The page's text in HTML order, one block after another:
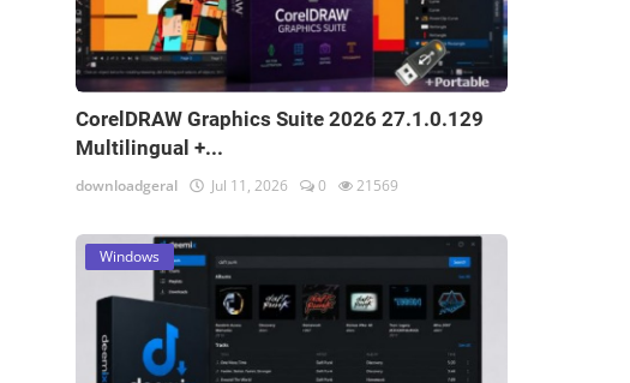
CorelDRAW Graphics Suite 2026 27.1.0.129
Multilingual +...
downloadgeral Jul 11, 2026 0 21569
Windows